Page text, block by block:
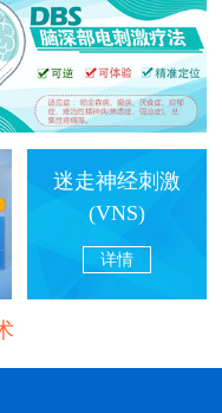
迷走神经刺激
(VNS)
详情